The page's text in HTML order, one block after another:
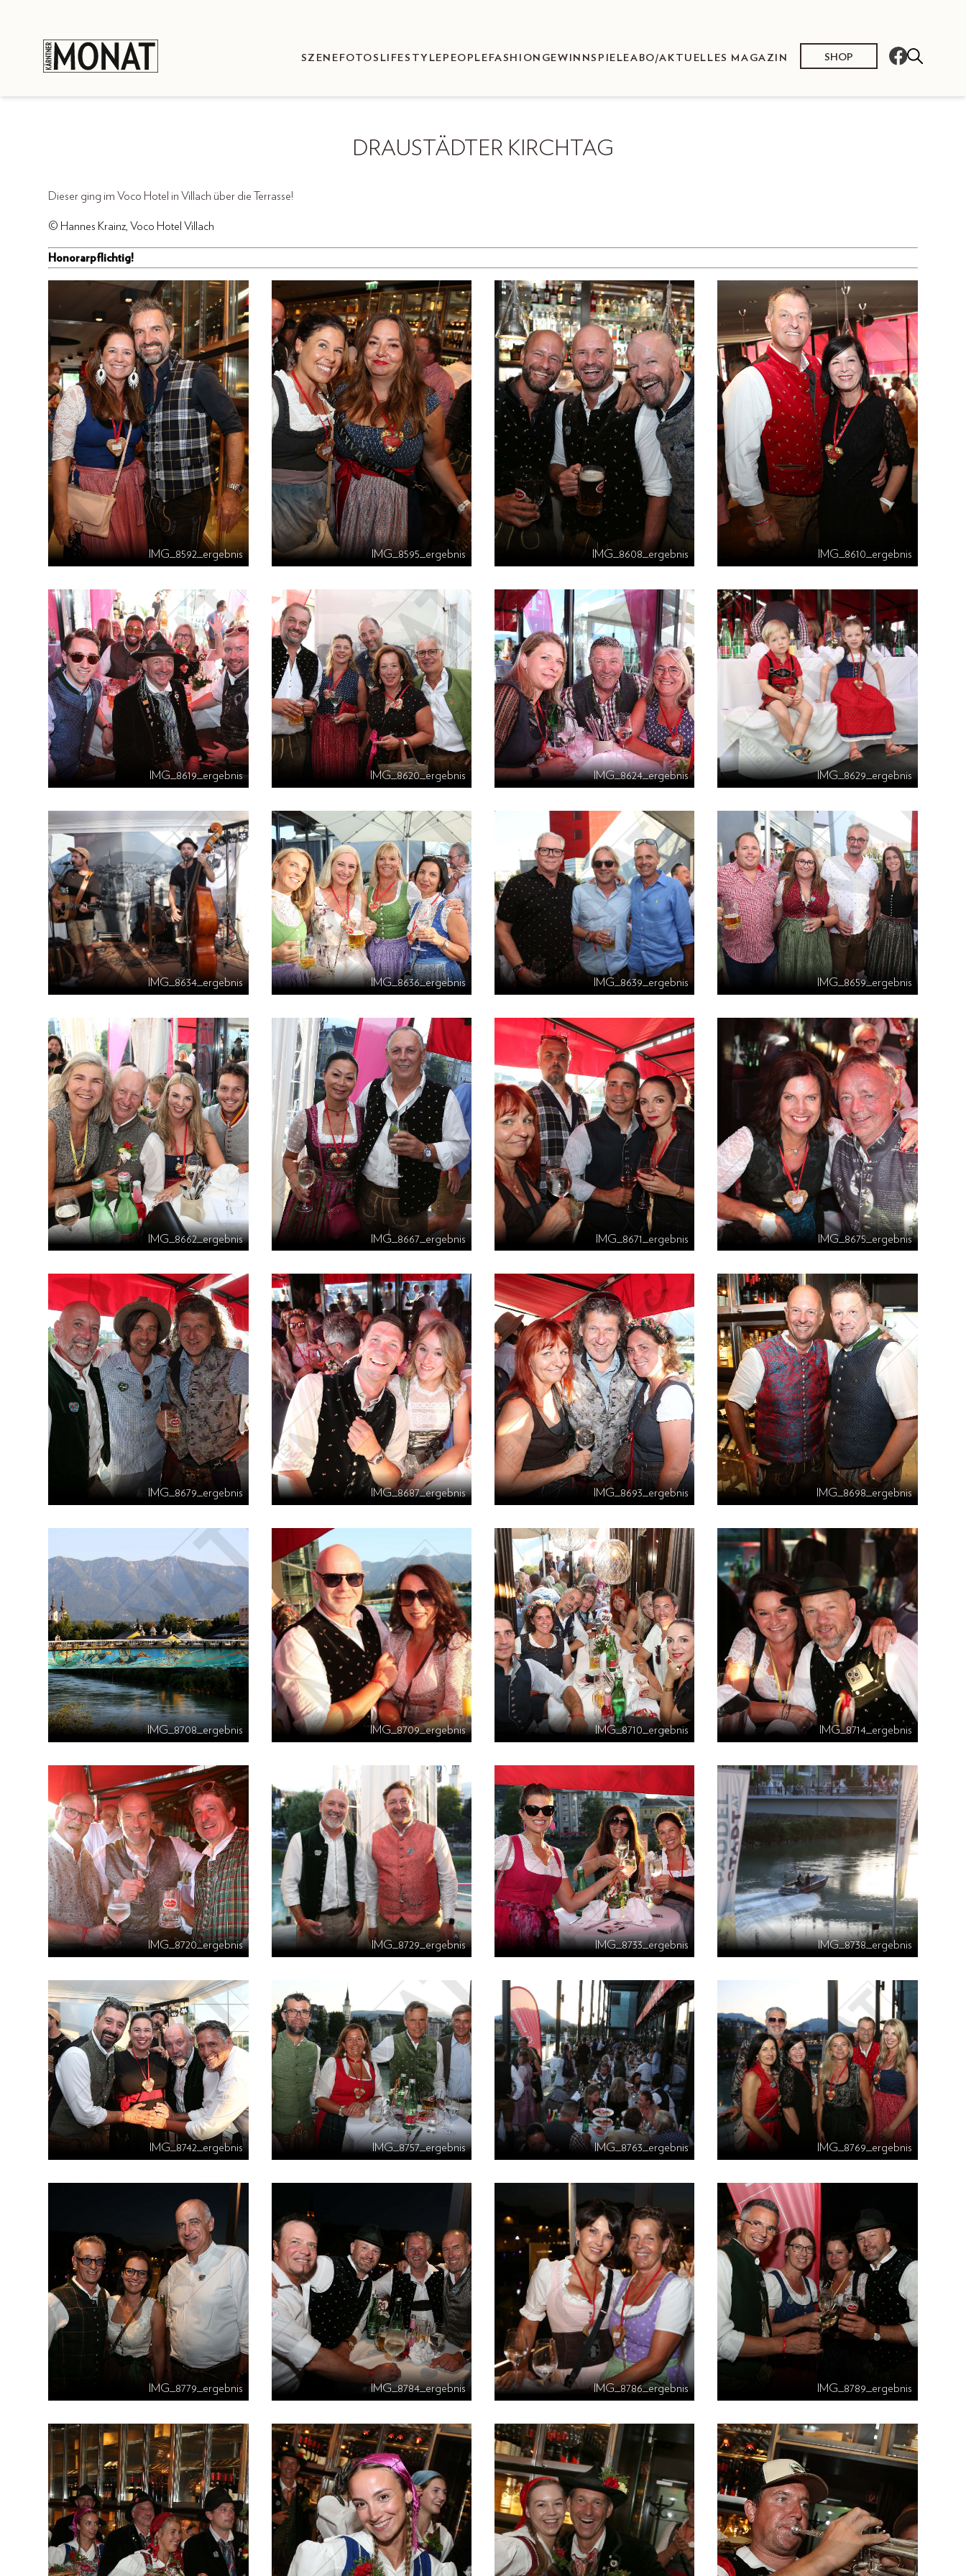
SZENEFOTOS LIFESTYLE PEOPLE FASHION GEWINNSPIELEABO/AKTUELLES MAGAZIN SHOP
DRAUSTÄDTER KIRCHTAG
Dieser ging im Voco Hotel in Villach über die Terrasse!
© Hannes Krainz, Voco Hotel Villach
Honorarpflichtig!
IMG_8592_ergebnis IMG_8595_ergebnis IMG_8608_ergebnis IMG_8610_ergebnis
IMG_8619_ergebnis IMG_8620_ergebnis IMG_8624_ergebnis IMG_8629_ergebnis
IMG_8634_ergebnis IMG_8636_ergebnis IMG_8639_ergebnis IMG_8659_ergebnis
IMG_8662_ergebnis IMG_8667_ergebnis IMG_8671_ergebnis IMG_8675_ergebnis
IMG_8679_ergebnis IMG_8687_ergebnis IMG_8693_ergebnis IMG_8698_ergebnis
IMG_8708_ergebnis IMG_8709_ergebnis IMG_8710_ergebnis IMG_8714_ergebnis
IMG_8720_ergebnis IMG_8729_ergebnis IMG_8733_ergebnis IMG_8738_ergebnis
IMG_8742_ergebnis IMG_8757_ergebnis IMG_8763_ergebnis IMG_8769_ergebnis
IMG_8779_ergebnis IMG_8784_ergebnis IMG_8786_ergebnis IMG_8789_ergebnis